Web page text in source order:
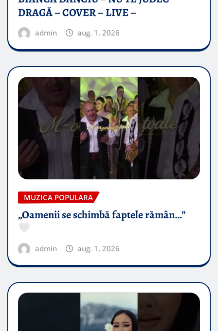
DRAGĂ – COVER – LIVE –
admin aug. 1, 2026
MUZICA POPULARA
„Oamenii se schimbă faptele rămân…”
admin aug. 1, 2026